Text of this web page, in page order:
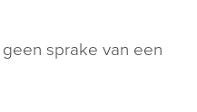
sprake van een